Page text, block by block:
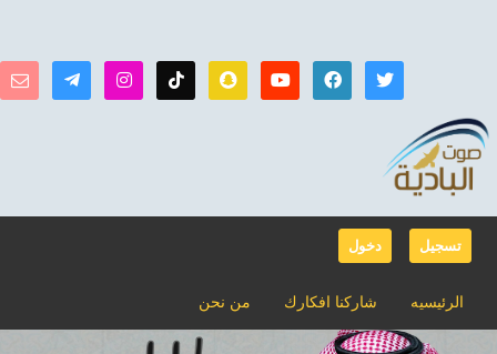
دخول تسجيل
من نحن شاركنا افكارك الرئيسيه